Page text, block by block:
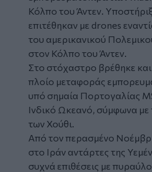
Κόλπο του Άντεν.
επιτέθηκαν με drones
του αμερικανικού
στον Κόλπο του Άντεν.
Στο στόχαστρο βρέθηκε
πλοίο μεταφοράς
υπό σημαία Πορτογαλίας
Ινδικό Ωκεανό, σύμφωνα
των Χούθι.
Από τον περασμένο
στο Ιράν αντάρτες της
συχνά επιθέσεις με